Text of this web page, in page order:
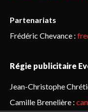
Partenariats
Frédéric Chevance :
Régie publicitaire
Jean-Christophe
Camille Brenelière :